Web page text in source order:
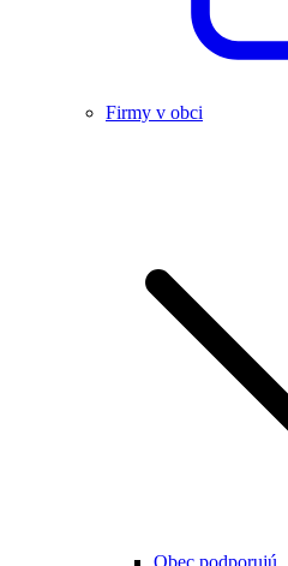
Firmy v obci